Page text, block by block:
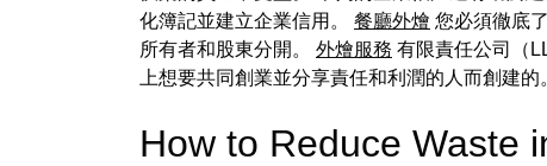
化簿記並建立企業信用。 餐廳外燴 您必須徹底
所有者和股東分開。 外燴服務 有限責任公司（
上想要共同創業並分享責任和利潤的人而創建的
How to Reduce Waste